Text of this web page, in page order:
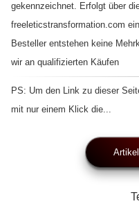
gekennzeichnet. Erfolgt über
freeleticstransformation.com
Besteller entstehen keine
wir an qualifizierten Käufen
PS: Um den Link zu dieser
mit nur einem Klick die...